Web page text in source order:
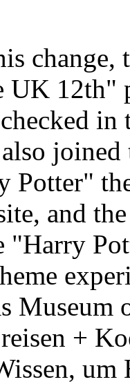
UK
in
Potter"
and
"Harry
Museum
+
um